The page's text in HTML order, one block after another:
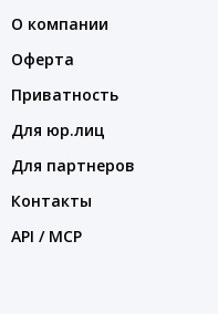
О компании
Оферта
Приватность
Для юр.лиц
Для партнеров
Контакты
API / MCP